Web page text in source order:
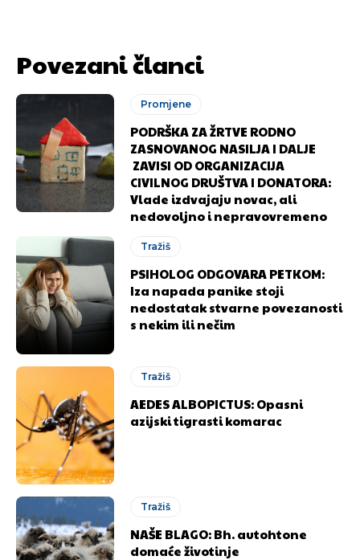
Povezani članci
Promjene
PODRŠKA ZA ŽRTVE RODNO
ZASNOVANOG NASILJA I DALJE
ZAVISI OD ORGANIZACIJA
CIVILNOG DRUŠTVA I DONATORA:
Vlade izdvajaju novac, ali
nedovoljno i nepravovremeno
Tražiš
PSIHOLOG ODGOVARA PETKOM:
Iza napada panike stoji
nedostatak stvarne povezanosti
s nekim ili nečim
Tražiš
AEDES ALBOPICTUS: Opasni
azijski tigrasti komarac
Tražiš
NAŠE BLAGO: Bh. autohtone
domaće životinje